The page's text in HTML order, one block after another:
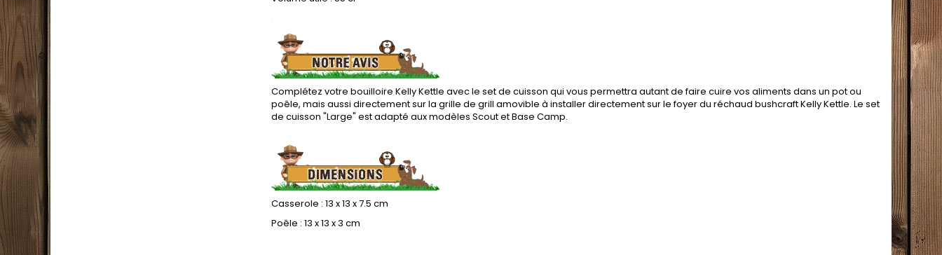
.
Complétez votre bouilloire Kelly Kettle avec le set de cuisson qui vous permettra autant de faire cuire vos aliments dans un pot ou
poêle, mais aussi directement sur la grille de grill amovible à installer directement sur le foyer du réchaud bushcraft Kelly Kettle. Le set
de cuisson "Large" est adapté aux modèles Scout et Base Camp.
.
Casserole : 13 x 13 x 7.5 cm
Poêle : 13 x 13 x 3 cm
.